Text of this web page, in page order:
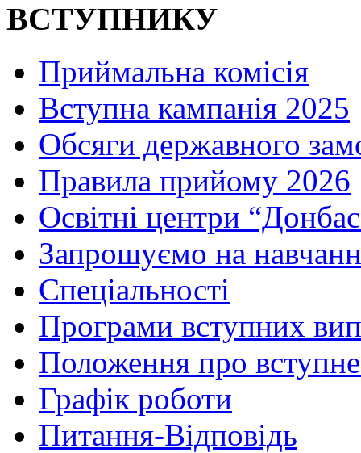
ВСТУПНИКУ
Приймальна комісія
Вступна кампанія 2025
Обсяги державного
Правила прийому 2026
Освітні центри
Запрошуємо на
Спеціальності
Програми вступних
Положення про
Графік роботи
Питання-Відповідь